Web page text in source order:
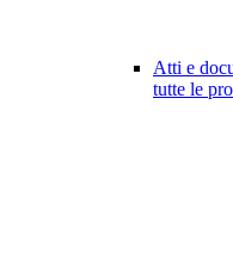
Atti e
tutte le